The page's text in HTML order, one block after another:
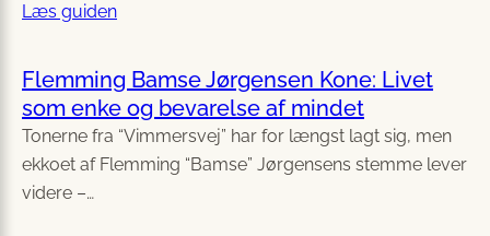
Læs guiden
Flemming Bamse Jørgensen Kone: Livet
som enke og bevarelse af mindet
Tonerne fra “Vimmersvej” har for længst lagt sig, men
ekkoet af Flemming “Bamse” Jørgensens stemme lever
videre –…